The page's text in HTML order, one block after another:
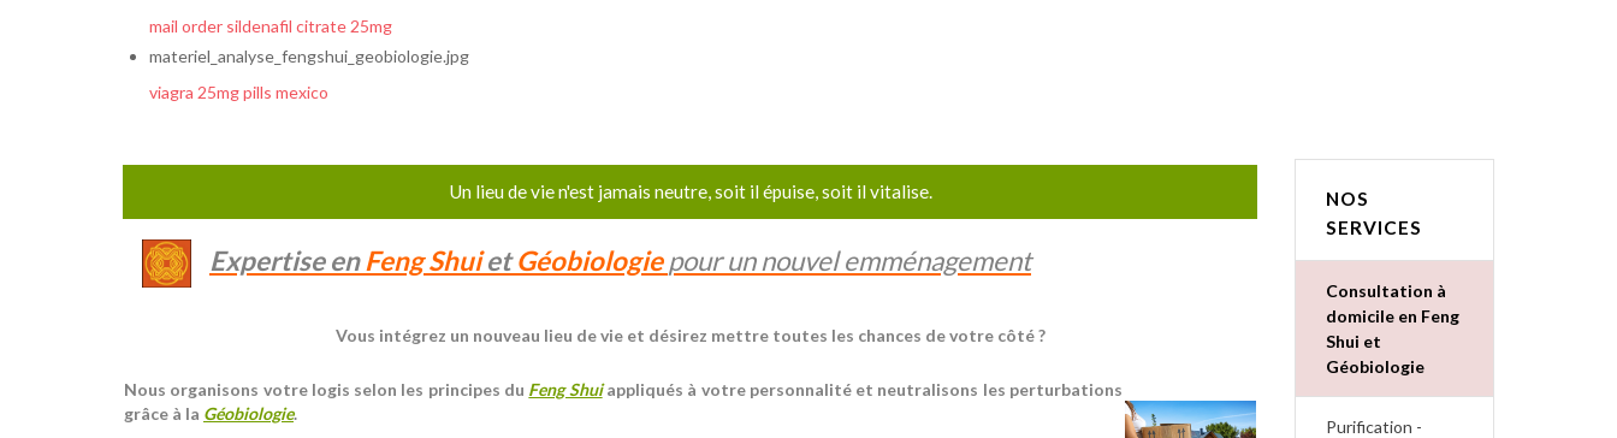
mail order sildenafil citrate 25mg
materiel_analyse_fengshui_geobiologie.jpg
viagra 25mg pills mexico
Un lieu de vie n'est jamais neutre, soit il épuise, soit il vitalise.
Expertise enFeng Shui et Géobiologie pour un nouvel emménagement
Vous intégrez un nouveau lieu de vie et désirez mettre toutes les chances de votre côté ?
Nous organisons votre logis selon les principes du Feng Shuiappliqués à votre personnalité et neutralisons les perturbations
grâce à la Géobiologie.
NOS
SERVICES
Consultation à
domicile en Feng
Shui et
Géobiologie
Purification -